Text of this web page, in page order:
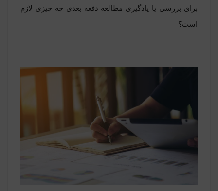
برای بررسی یا یادگیری مطالعه دفعه بعدی چه چیزی لازم
است؟